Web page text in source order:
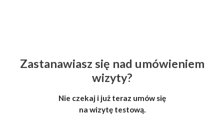
Zastanawiasz się nad umówieniem
wizyty?
Nie czekaj i już teraz umów się
na wizytę testową.